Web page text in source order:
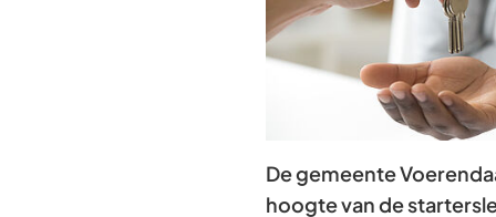
De gemeente
hoogte van de